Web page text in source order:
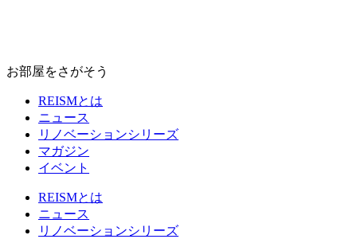
お部屋をさがそう
REISMとは
ニュース
リノベーションシリーズ
マガジン
イベント
REISMとは
ニュース
リノベーションシリーズ